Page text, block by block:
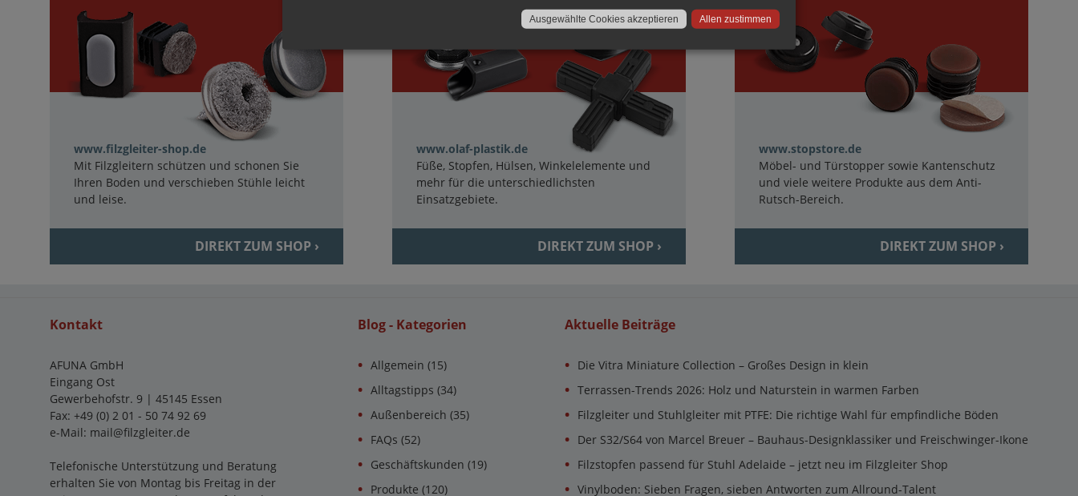
www.filzgleiter-shop.de
Mit Filzgleitern schützen und schonen Sie
Ihren Boden und verschieben Stühle leicht
und leise.
DIREKT ZUM SHOP ›
www.olaf-plastik.de
Füße, Stopfen, Hülsen, Winkelelemente und
mehr für die unterschiedlichsten
Einsatzgebiete.
DIREKT ZUM SHOP ›
www.stopstore.de
Möbel- und Türstopper sowie Kantenschutz
und viele weitere Produkte aus dem Anti-
Rutsch-Bereich.
DIREKT ZUM SHOP ›
Kontakt
AFUNA GmbH
Eingang Ost
Gewerbehofstr. 9 | 45145 Essen
Fax: +49 (0) 2 01 - 50 74 92 69
e-Mail: mail@filzgleiter.de
Telefonische Unterstützung und Beratung
erhalten Sie von Montag bis Freitag in der
Blog - Kategorien
Allgemein (15)
Alltagstipps (34)
Außenbereich (35)
FAQs (52)
Geschäftskunden (19)
Produkte (120)
Aktuelle Beiträge
Die Vitra Miniature Collection – Großes Design in klein
Terrassen-Trends 2026: Holz und Naturstein in warmen Farben
Filzgleiter und Stuhlgleiter mit PTFE: Die richtige Wahl für empfindliche Böden
Der S32/S64 von Marcel Breuer – Bauhaus-Designklassiker und Freischwinger-Ikone
Filzstopfen passend für Stuhl Adelaide – jetzt neu im Filzgleiter Shop
Vinylboden: Sieben Fragen, sieben Antworten zum Allround-Talent
Allen zustimmen
Ausgewählte Cookies akzeptieren